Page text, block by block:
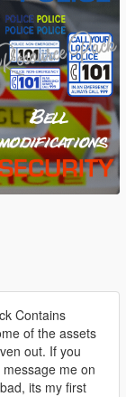
Contains
of the assets
out. If you
me on
its my first